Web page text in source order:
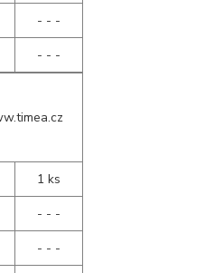
- - -
- - -
1 ks
- - -
- - -